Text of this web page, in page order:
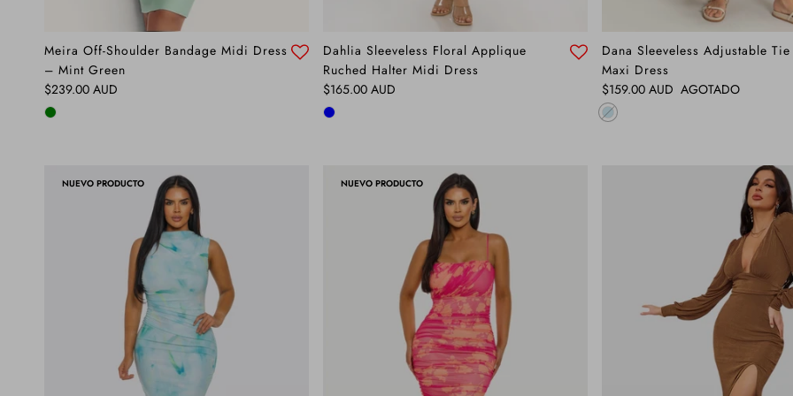
Meira Off-Shoulder Bandage Midi Dress
– Mint Green
Precio normal
$239.00 AUD
Dahlia Sleeveless Floral Applique
Ruched Halter Midi Dress
Precio normal
$165.00 AUD
Dana Sleeveless Adjustable
Maxi Dress
Precio normal
$159.00 AUD AGOTADO
NUEVO PRODUCTO NUEVO PRODUCTO